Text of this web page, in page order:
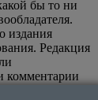
бы то ни
издания
Редакция
комментарии